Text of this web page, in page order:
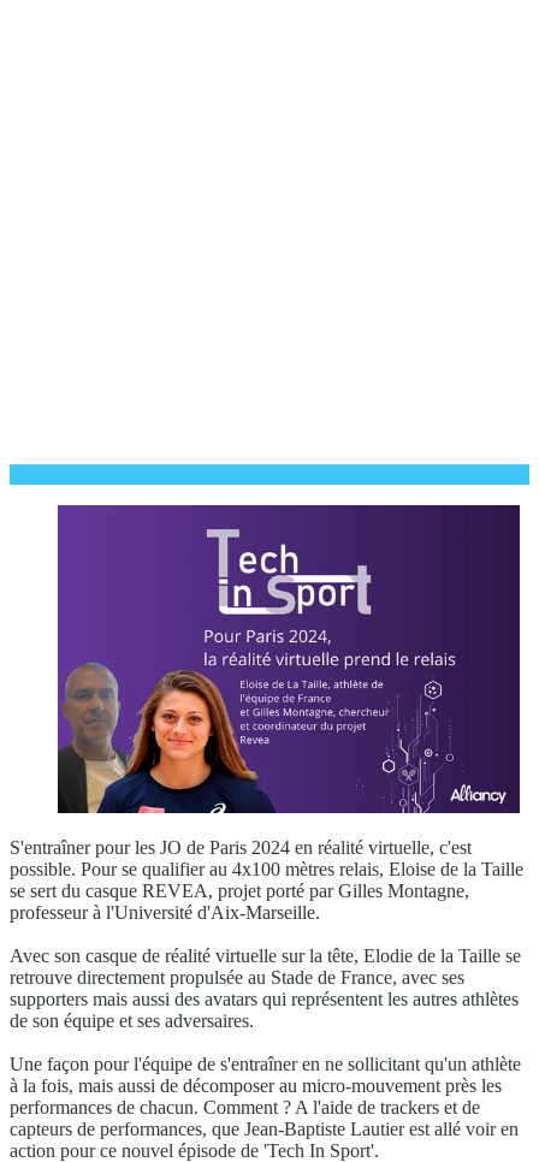
S'entraîner pour les JO de Paris 2024 en réalité virtuelle, c'est
possible. Pour se qualifier au 4x100 mètres relais, Eloise de la Taille
se sert du casque REVEA, projet porté par Gilles Montagne,
professeur à l'Université d'Aix-Marseille.
Avec son casque de réalité virtuelle sur la tête, Elodie de la Taille se
retrouve directement propulsée au Stade de France, avec ses
supporters mais aussi des avatars qui représentent les autres athlètes
de son équipe et ses adversaires.
Une façon pour l'équipe de s'entraîner en ne sollicitant qu'un athlète
à la fois, mais aussi de décomposer au micro-mouvement près les
performances de chacun. Comment ? A l'aide de trackers et de
capteurs de performances, que Jean-Baptiste Lautier est allé voir en
action pour ce nouvel épisode de 'Tech In Sport'.